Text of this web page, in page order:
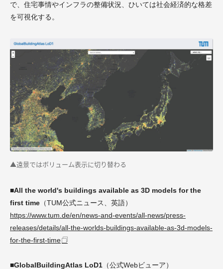
で、住宅事情やインフラの整備状況、ひいては社会経済的な格差
を可視化する。
▲遠景ではボリューム表示に切り替わる
■All the world's buildings available as 3D models for the
first time （TUM公式ニュース、英語）
https://www.tum.de/en/news-and-events/all-news/press-
releases/details/all-the-worlds-buildings-available-as-3d-models-
for-the-first-time
■GlobalBuildingAtlas LoD1 （公式Webビューア）